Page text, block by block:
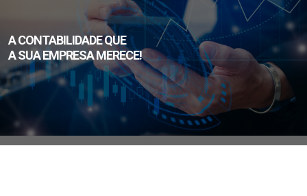
A CONTABILIDADE QUE
A SUA EMPRESA MERECE!